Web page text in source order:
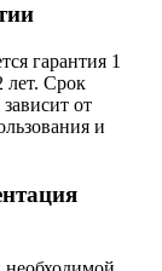
гарантия 1
лет. Срок
от
и